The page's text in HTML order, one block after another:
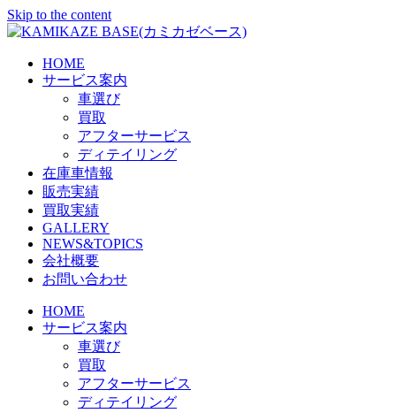
Skip to the content
HOME
サービス案内
車選び
買取
アフターサービス
ディテイリング
在庫車情報
販売実績
買取実績
GALLERY
NEWS&TOPICS
会社概要
お問い合わせ
HOME
サービス案内
車選び
買取
アフターサービス
ディテイリング